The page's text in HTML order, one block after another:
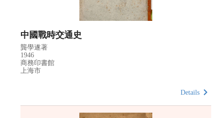
中國戰時交通史
龔學遂著
1946
商務印書館
上海市
Details